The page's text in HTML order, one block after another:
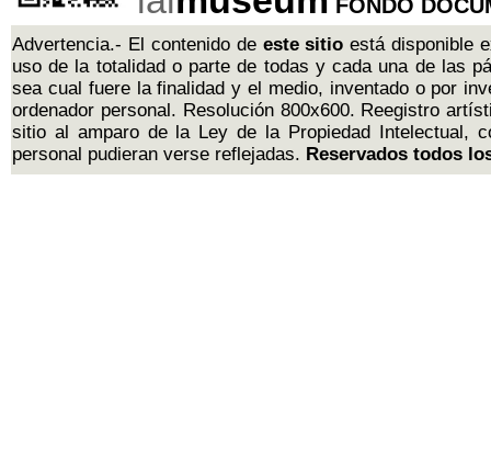
FONDO
Advertencia.- El contenido de este sitio está disponible
uso de la totalidad o parte de todas y cada una de las
sea cual fuere la finalidad y el medio, inventado o por
ordenador personal. Resolución 800x600. Reegistro
sitio al amparo de la Ley de la Propiedad Intelectual,
personal pudieran verse reflejadas. Reservados todos